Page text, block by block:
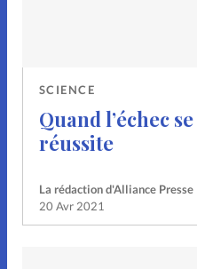
SCIENCE
Quand l’échec
réussite
La rédaction d'Alliance Presse
20 Avr 2021